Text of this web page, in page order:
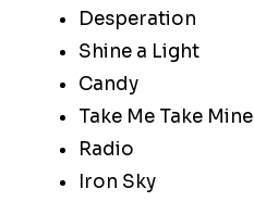
Desperation
Shine a Light
Candy
Take Me Take Mine
Radio
Iron Sky